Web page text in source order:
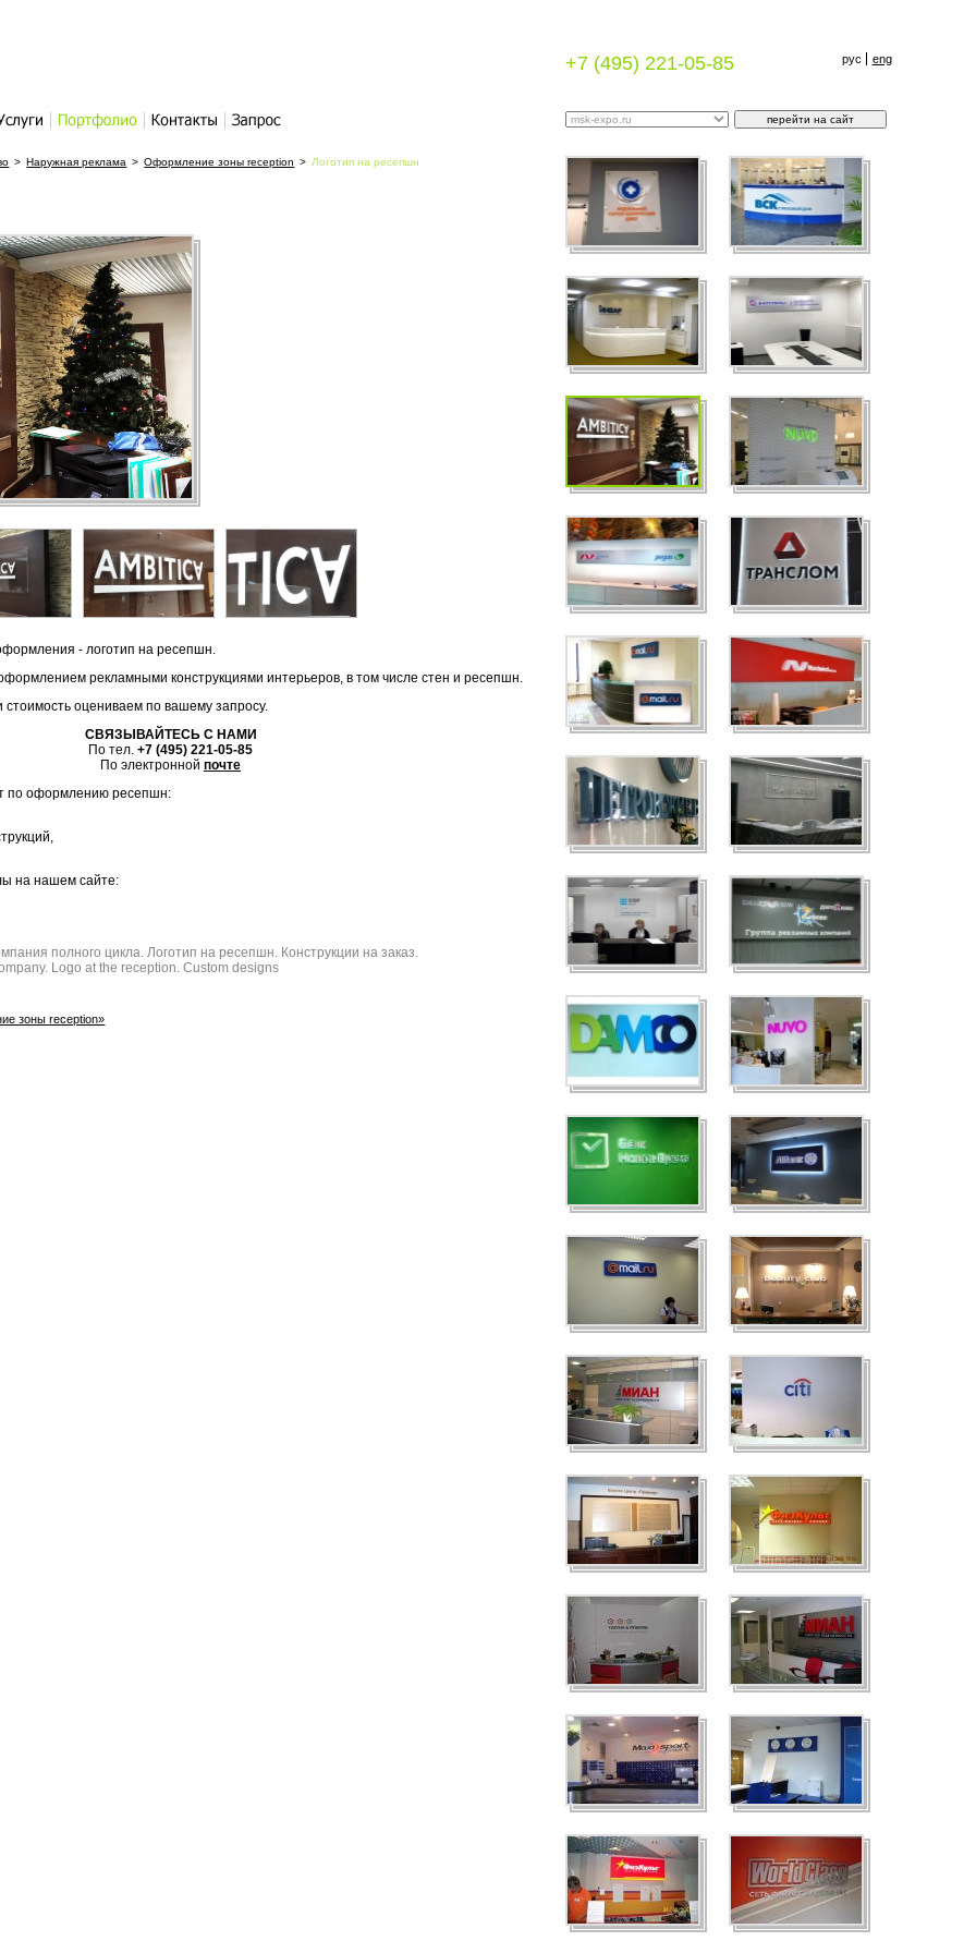
рус eng
+7 (495) 221-05-85
письмо
> Наружная реклама > Оформление зоны reception > Логотип на ресепшн
- логотип на ресепшн.
рекламными конструкциями интерьеров, в том числе стен и ресепшн.
оцениваем по вашему запросу.
СВЯЗЫВАЙТЕСЬ С НАМИ
По тел. +7 (495) 221-05-85
По электронной почте
по оформлению ресепшн:
на нашем сайте:
полного цикла. Логотип на ресепшн. Конструкции на заказ.
Logo at the reception. Custom designs
зоны reception»